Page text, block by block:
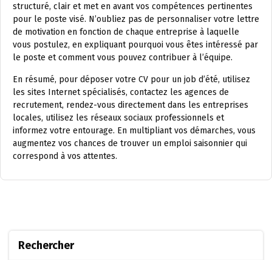
structuré, clair et met en avant vos compétences pertinentes
pour le poste visé. N’oubliez pas de personnaliser votre lettre
de motivation en fonction de chaque entreprise à laquelle
vous postulez, en expliquant pourquoi vous êtes intéressé par
le poste et comment vous pouvez contribuer à l’équipe.
En résumé, pour déposer votre CV pour un job d’été, utilisez
les sites Internet spécialisés, contactez les agences de
recrutement, rendez-vous directement dans les entreprises
locales, utilisez les réseaux sociaux professionnels et
informez votre entourage. En multipliant vos démarches, vous
augmentez vos chances de trouver un emploi saisonnier qui
correspond à vos attentes.
Rechercher